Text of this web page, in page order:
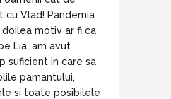
cu Vlad! Pandemia
doilea motiv ar fi ca
Lia, am avut
suficient in care sa
pamantului,
si toate posibilele